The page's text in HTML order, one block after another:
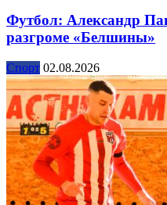
Футбол: Александр
разгроме «Белшины»
Спорт 02.08.2026